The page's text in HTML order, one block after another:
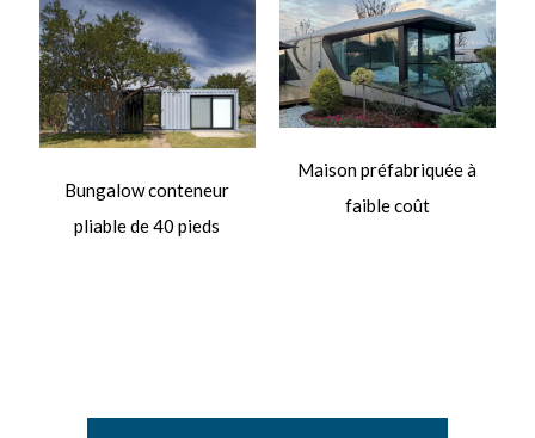
Bungalow conteneur
pliable de 40 pieds
Maison préfabriquée à
faible coût